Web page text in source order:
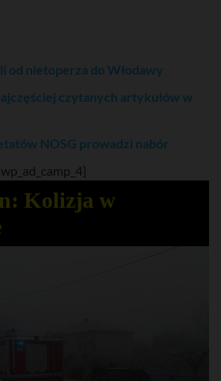
od nietoperza do Włodawy
czytanych artykułów w
NOSG prowadzi nabór
Kolizja w